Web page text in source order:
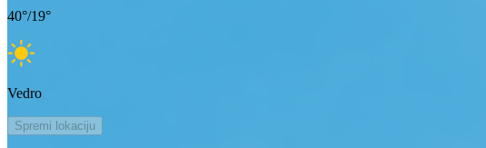
40°/19°
Vedro
Spremi lokaciju